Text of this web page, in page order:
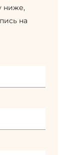
ниже,
на